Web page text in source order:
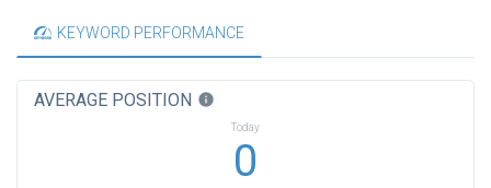
KEYWORD PERFORMANCE
AVERAGE POSITION info
Today
0